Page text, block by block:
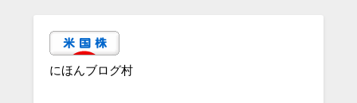
にほんブログ村